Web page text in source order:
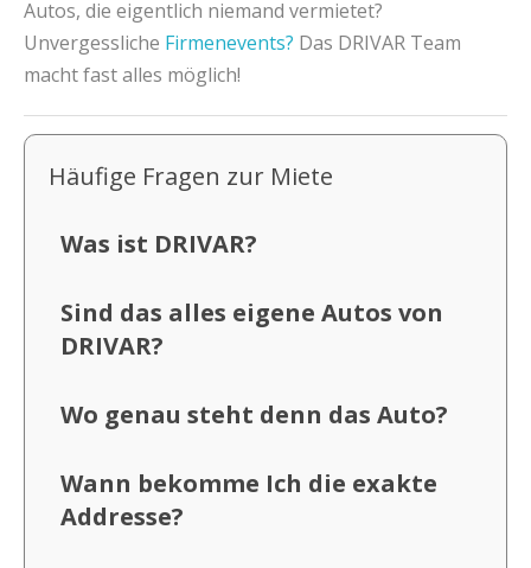
Autos, die eigentlich niemand vermietet?
Unvergessliche Firmenevents? Das DRIVAR Team
macht fast alles möglich!
Häufige Fragen zur Miete
Was ist DRIVAR?
Sind das alles eigene Autos von
DRIVAR?
Wo genau steht denn das Auto?
Wann bekomme Ich die exakte
Addresse?